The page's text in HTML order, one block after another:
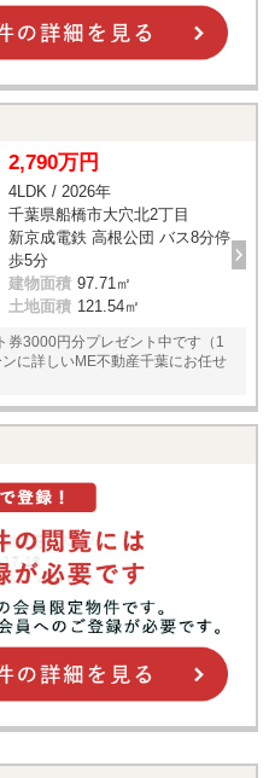
2,790万円
4LDK / 2026年
千葉県船橋市大穴北2丁目
新京成電鉄 高根公団 バス8分停
歩5分
建物面積 97.71㎡
土地面積 121.54㎡
券3000円分プレゼント中です（1
に詳しいME不動産千葉にお任せ